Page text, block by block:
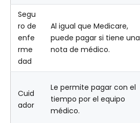
Segu
ro de
enfe
rme
dad
Al igual que Medicare,
puede pagar si tiene una
nota de médico.
Cuid
ador
Le permite pagar con el
tiempo por el equipo
médico.